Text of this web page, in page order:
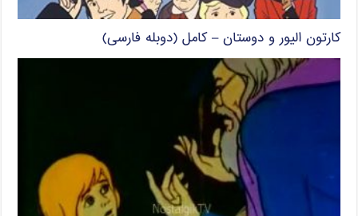
کارتون الیور و دوستان – کامل (دوبله فارسی)